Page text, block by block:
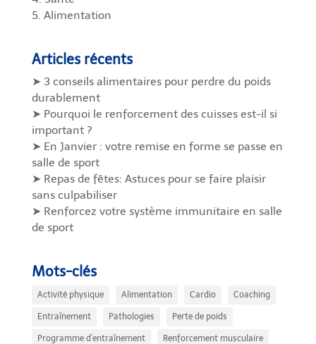
5. Alimentation
Articles récents
➤ 3 conseils alimentaires pour perdre du poids
durablement
➤ Pourquoi le renforcement des cuisses est-il si
important ?
➤ En Janvier : votre remise en forme se passe en
salle de sport
➤ Repas de fêtes: Astuces pour se faire plaisir
sans culpabiliser
➤ Renforcez votre système immunitaire en salle
de sport
Mots-clés
Activité physique Alimentation Cardio Coaching
Entraînement Pathologies Perte de poids
Programme d’entraînement Renforcement musculaire